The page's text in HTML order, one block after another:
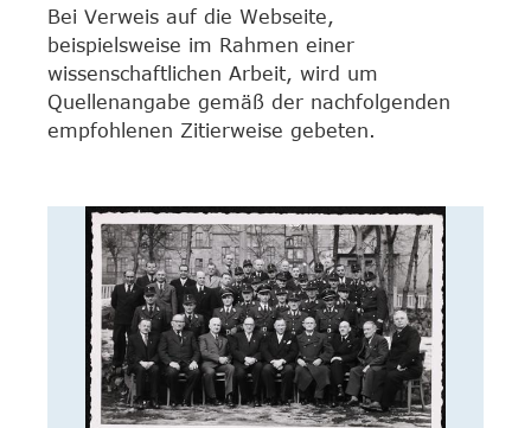
Bei Verweis auf die Webseite,
beispielsweise im Rahmen einer
wissenschaftlichen Arbeit, wird um
Quellenangabe gemäß der nachfolgenden
empfohlenen Zitierweise gebeten.